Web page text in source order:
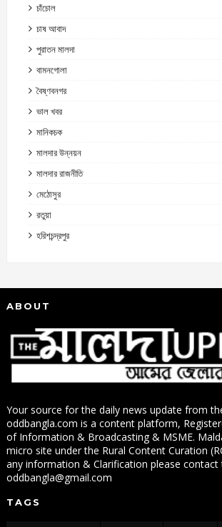
চাঁচোল
চাষ আবাদ
পুরাতন মালদা
বামনগোলা
বৈষ্ণবনগর
ভাল খবর
মানিকচক
মালদার উন্নয়ন
মালদার রাজনীতি
মেঠোসুর
রতুয়া
হরিশচন্দ্রপুর
ABOUT
Your source for the daily news update from
oddbangla.com is a content platform,
of Information & Broadcasting & MSME.
micro site under the Rural Content Curation
any information & Clarification please
oddbangla@gmail.com
TAGS